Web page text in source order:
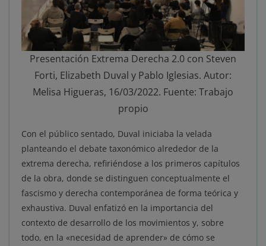
Presentación Extrema Derecha 2.0 con Steven
Forti, Elizabeth Duval y Pablo Iglesias. Autor:
Melisa Higueras, 16/03/2022. Fuente: Trabajo
propio
Con el público sentado, Duval iniciaba la velada
planteando el debate taxonómico alrededor de la
extrema derecha, refiriéndose a los primeros capítulos
de la obra, donde se distinguen conceptualmente el
fascismo y derecha contemporánea de forma teórica y
exhaustiva. Duval enfatizó en la importancia del
contexto de desarrollo de los movimientos y, sobre
todo, en la «necesidad de aprender» de cómo se